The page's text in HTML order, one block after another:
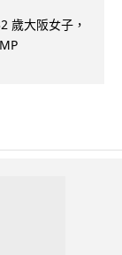
歲大阪女子，